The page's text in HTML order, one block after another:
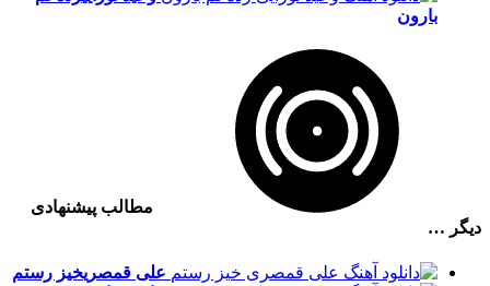
بارون
مطالب پیشنهادی
دیگر …
علی قمصریخیز رستم